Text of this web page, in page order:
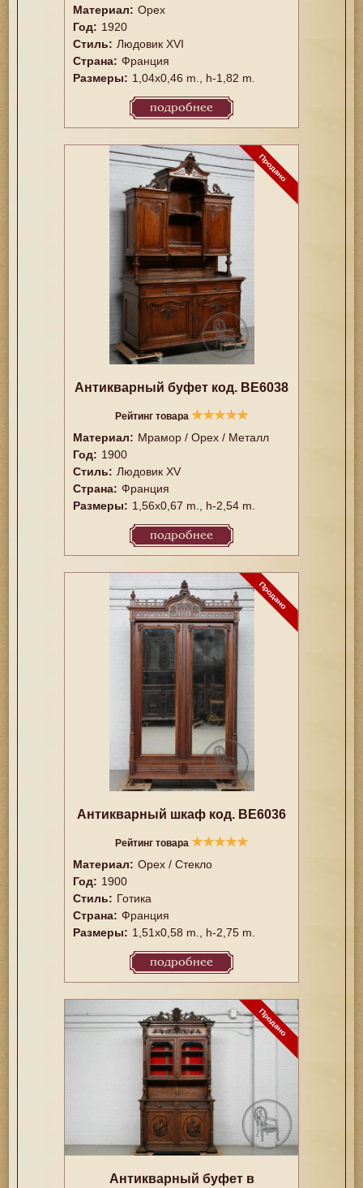
Материал: Орех
Год: 1920
Стиль: Людовик XVI
Страна: Франция
Размеры: 1,04x0,46 m., h-1,82 m.
подробнее
Антикварный буфет код. BE6038
Рейтинг товара ★★★★★
Материал: Мрамор / Орех / Металл
Год: 1900
Стиль: Людовик XV
Страна: Франция
Размеры: 1,56x0,67 m., h-2,54 m.
подробнее
Антикварный шкаф код. BE6036
Рейтинг товара ★★★★★
Материал: Орех / Стекло
Год: 1900
Стиль: Готика
Страна: Франция
Размеры: 1,51x0,58 m., h-2,75 m.
подробнее
Антикварный буфет в